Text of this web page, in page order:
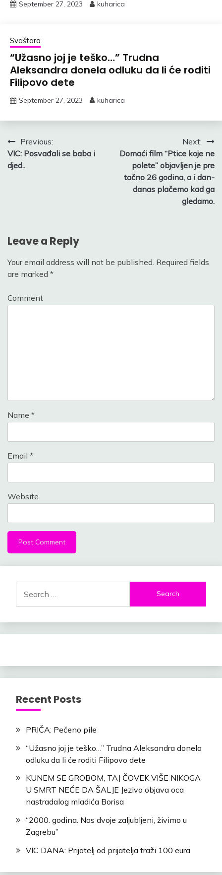
September 27, 2023 kuharica
Svaštara
“Užasno joj je teško…” Trudna
Aleksandra donela odluku da li će roditi
Filipovo dete
September 27, 2023 kuharica
Post
navigation
Previous:
VIC: Posvađali se baba i
djed..
Next:
Domaći film “Ptice koje ne
polete” objavljen je pre
tačno 26 godina, a i dan-
danas plačemo kad ga
gledamo.
Leave a Reply
Your email address will not be published. Required fields
are marked *
Comment
Name *
Email *
Website
for:
Recent Posts
PRIČA: Pečeno pile
“Užasno joj je teško…” Trudna Aleksandra donela
odluku da li će roditi Filipovo dete
KUNEM SE GROBOM, TAJ ČOVEK VIŠE NIKOGA
U SMRT NEĆE DA ŠALJE Jeziva objava oca
nastradalog mladića Borisa
“2000. godina. Nas dvoje zaljubljeni, živimo u
Zagrebu”
VIC DANA: Prijatelj od prijatelja traži 100 eura